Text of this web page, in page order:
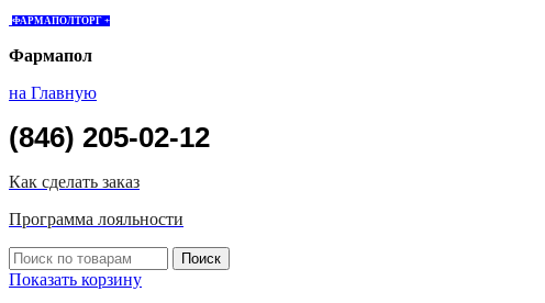
ФАРМАПОЛТОРГ +
Фармапол
на Главную
(846) 205-02-12
Как сделать заказ
Программа лояльности
Показать корзину